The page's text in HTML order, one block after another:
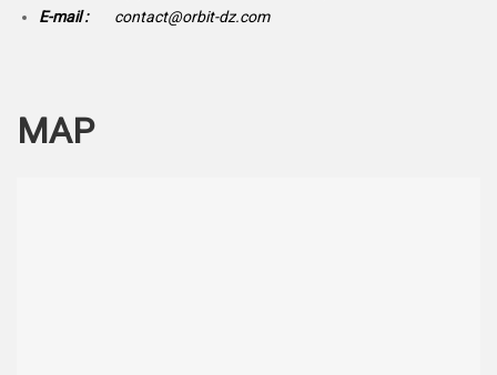
E-mail :
contact@orbit-dz.com
MAP